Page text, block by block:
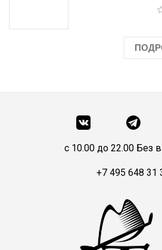
c 10.00 до 22.00 Без
+7 495 648 31